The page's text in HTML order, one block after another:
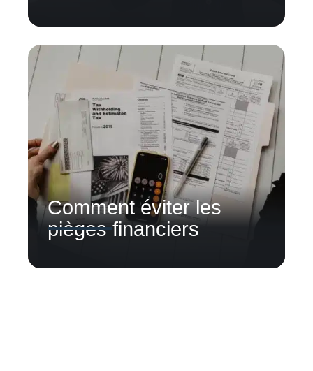
Comment éviter les
pièges financiers